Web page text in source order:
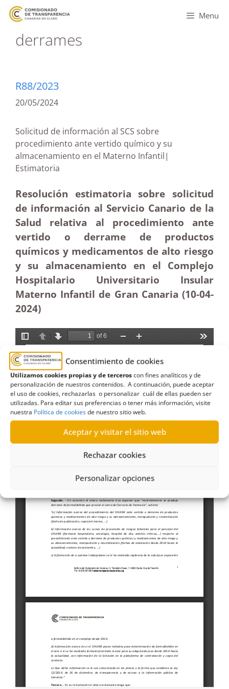
Consentimiento de cookies
Utilizamos cookies propias y de terceroscon fines analíticos y de
personalización de nuestros contenidos. A continuación, puede aceptar
el uso de cookies, rechazarlas o personalizar cuál de ellas pueden ser
utilizadas. Para editar sus preferencias o tener más información, visite
nuestra Política de cookiesde nuestro sitio web.
Aceptar y visitar el sitio web
Rechazar cookies
Personalizar opciones
Menu
derrames
R88/2023
20/05/2024
Solicitud de información al SCS sobre
procedimiento ante vertido químico y su
almacenamiento en el Materno Infantil|
Estimatoria
Resolución estimatoria sobre solicitud
de información al Servicio Canario de la
Salud relativa al procedimiento ante
vertido o derrame de productos
químicos y medicamentos de alto riesgo
y su almacenamiento en el Complejo
Hospitalario Universitario Insular
Materno Infantil de Gran Canaria (10-04-
2024)